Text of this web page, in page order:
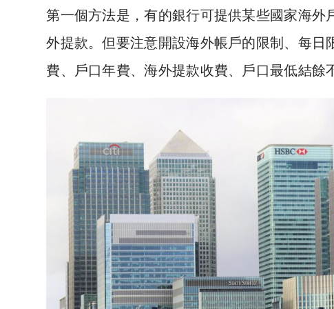
第一個方法是，有的銀行可提供某些國家海
外提款。但要注意開設海外帳戶的限制、每
費、戶口年費、海外提款收費、戶口最低結餘